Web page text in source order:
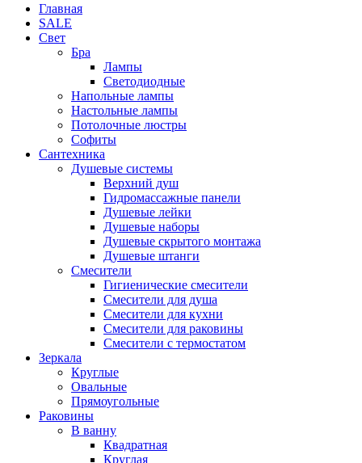
Главная
SALE
Свет
Бра
Лампы
Светодиодные
Напольные лампы
Настольные лампы
Потолочные люстры
Софиты
Сантехника
Душевые системы
Верхний душ
Гидромассажные панели
Душевые лейки
Душевые наборы
Душевые скрытого монтажа
Душевые штанги
Смесители
Гигиенические смесители
Смесители для душа
Смесители для кухни
Смесители для раковины
Смесители с термостатом
Зеркала
Круглые
Овальные
Прямоугольные
Раковины
В ванну
Квадратная
Круглая